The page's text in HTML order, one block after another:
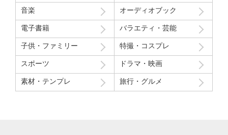
音楽 オーディオブック
電子書籍 バラエティ・芸能
子供・ファミリー 特撮・コスプレ
スポーツ ドラマ・映画
素材・テンプレ 旅行・グルメ